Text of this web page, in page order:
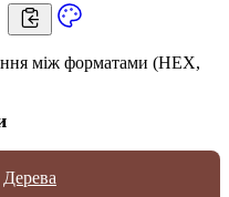
між форматами (HEX,
Дерева